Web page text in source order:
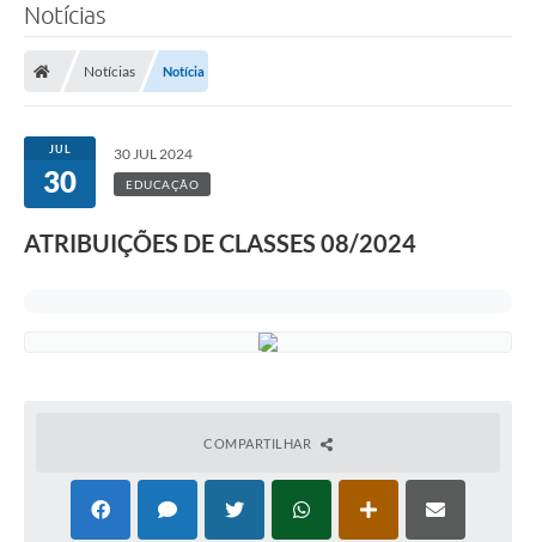
Notícias
Notícias Notícia
JUL
30
30 JUL 2024
EDUCAÇÃO
ATRIBUIÇÕES DE CLASSES 08/2024
COMPARTILHAR